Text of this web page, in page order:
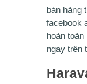
bán hàng
facebook
hoàn
ngay trên